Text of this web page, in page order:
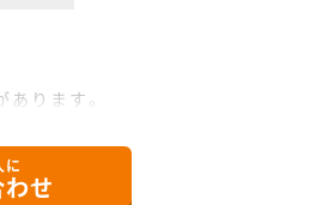
ります。
まで幅広い年代の方が活躍中！
に
せ